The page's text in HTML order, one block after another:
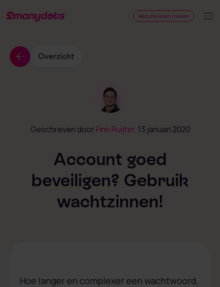
Website laten maken
Overzicht
Geschreven door Finn Ruijter, 13 januari 2020
Account goed
beveiligen? Gebruik
wachtzinnen!
Hoe langer en complexer een wachtwoord,